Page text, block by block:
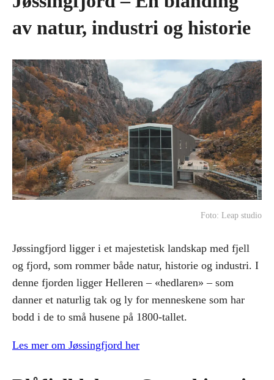
av natur, industri og historie
Foto: Leap studio
Jøssingfjord ligger i et majestetisk landskap med fjell
og fjord, som rommer både natur, historie og industri. I
denne fjorden ligger Helleren – «hedlaren» – som
danner et naturlig tak og ly for menneskene som har
bodd i de to små husene på 1800-tallet.
Les mer om Jøssingfjord her